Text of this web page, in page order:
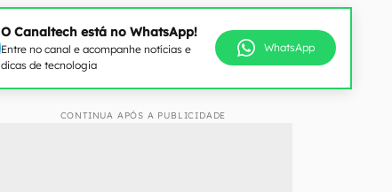
O Canaltech está no WhatsApp!
Entre no canal e acompanhe notícias e
dicas de tecnologia
WhatsApp
CONTINUA APÓS A PUBLICIDADE